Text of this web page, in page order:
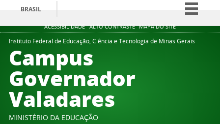
ACESSIBILIDADE ALTO CONTRASTE MAPA DO SITE
BRASIL
Simplifique!
Comunica BR
Instituto Federal de Educação, Ciência e Tecnologia de Minas Gerais
Campus
Governador
Valadares
MINISTÉRIO DA EDUCAÇÃO